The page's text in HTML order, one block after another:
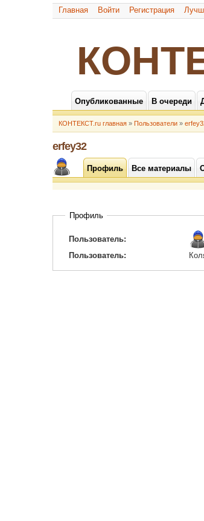
Главная Войти Регистрация
Опубликованные В очереди
КОНТЕКСТ.ru главная »Пользователи »
erfey32
Профиль Все материалы
Профиль
Пользователь:
Пользователь: